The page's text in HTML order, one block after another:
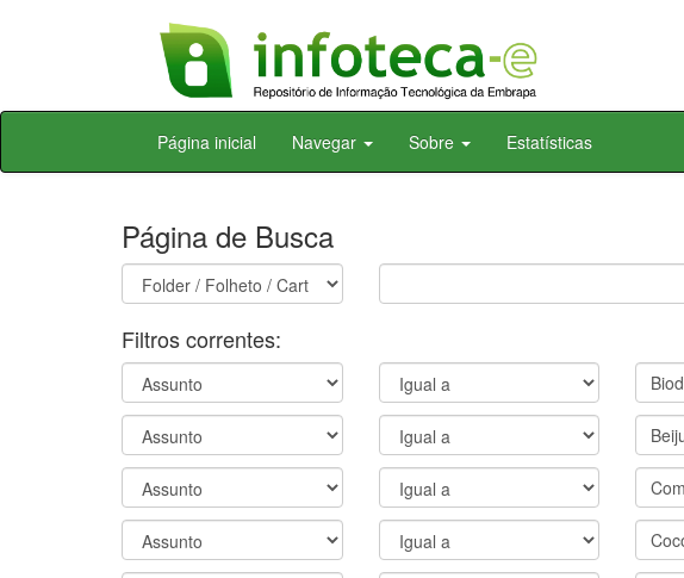
Skip
Página inicial Navegar Sobre Estatísticas
Página de Busca
Filtros correntes: